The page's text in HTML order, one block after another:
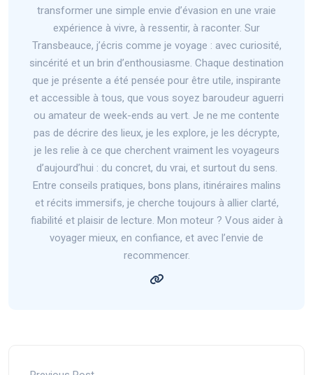
transformer une simple envie d’évasion en une vraie
expérience à vivre, à ressentir, à raconter. Sur
Transbeauce, j’écris comme je voyage : avec curiosité,
sincérité et un brin d’enthousiasme. Chaque destination
que je présente a été pensée pour être utile, inspirante
et accessible à tous, que vous soyez baroudeur aguerri
ou amateur de week-ends au vert. Je ne me contente
pas de décrire des lieux, je les explore, je les décrypte,
je les relie à ce que cherchent vraiment les voyageurs
d’aujourd’hui : du concret, du vrai, et surtout du sens.
Entre conseils pratiques, bons plans, itinéraires malins
et récits immersifs, je cherche toujours à allier clarté,
fiabilité et plaisir de lecture. Mon moteur ? Vous aider à
voyager mieux, en confiance, et avec l’envie de
recommencer.